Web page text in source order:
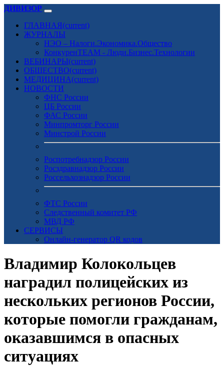
ДИВИЗОР
ГЛАВНАЯ(current)
ЖУРНАЛЫ
НЭО – Налоги.Экономика.Общество
КонкуренTEAM - Люди.Бизнес.Технологии
ВЕБИНАРЫ(current)
ОБЩЕСТВО(current)
МЕДИЦИНА(current)
НОВОСТИ
ФНС России
ЦБ России
ФАС России
Минпромторг России
Минстрой России
Роспотребнадзор России
Росздравнадзор России
Россельхознадзор России
ФТС России
Следственный комитет РФ
МВД РФ
СЕРВИСЫ
Онлайн-генератор QR кодов
Владимир Колокольцев
наградил полицейских из
нескольких регионов России,
которые помогли гражданам,
оказавшимся в опасных
ситуациях